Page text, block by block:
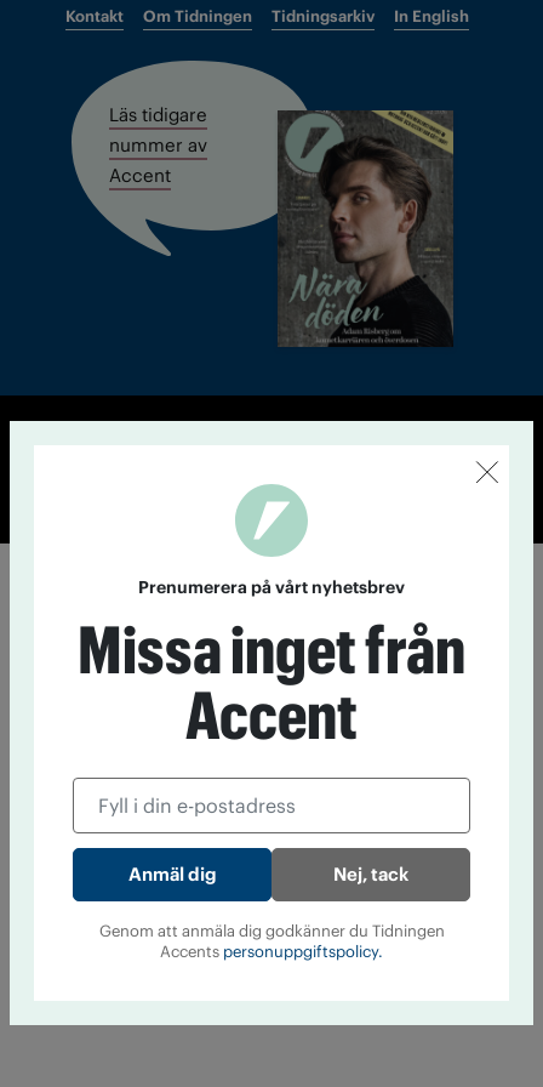
Kontakt Om Tidningen Tidningsarkiv In English
Läs tidigare
nummer av
Accent
Personuppgiftspolicy
Prenumerera på vårt nyhetsbrev
Missa inget från
Accent
Nej, tack
Genom att anmäla dig godkänner du Tidningen
Accents personuppgiftspolicy.